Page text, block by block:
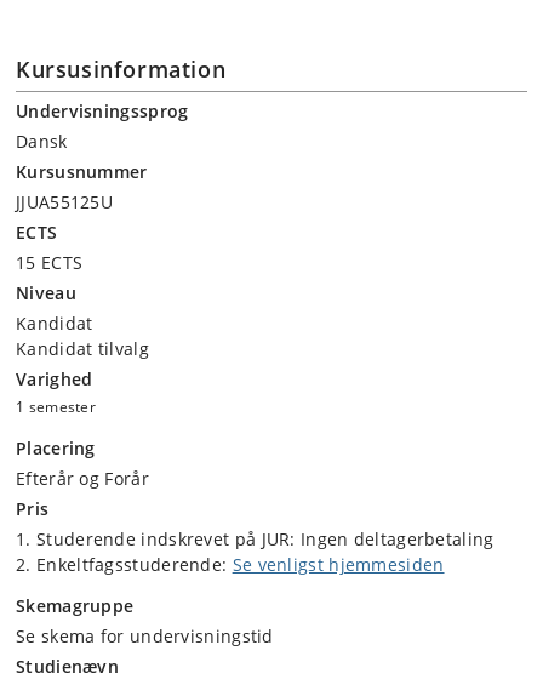
Kursusinformation
Undervisningssprog
Dansk
Kursusnummer
JJUA55125U
ECTS
15 ECTS
Niveau
Kandidat
Kandidat tilvalg
Varighed
1 semester
Placering
Efterår og Forår
Pris
Studerende indskrevet på JUR: Ingen deltagerbetaling
Enkeltfagsstuderende: Se venligst hjemmesiden
Skemagruppe
Se skema for undervisningstid
Studienævn